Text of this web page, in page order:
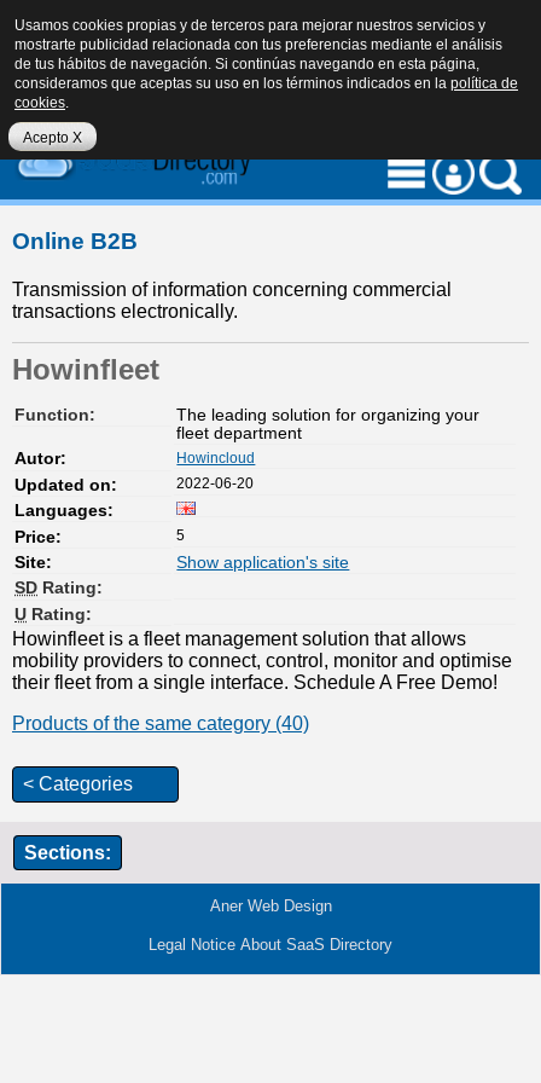
Online B2B
Transmission of information concerning commercial
transactions electronically.
Howinfleet
Function:
The leading solution for organizing your
fleet department
Autor:
Howincloud
Updated on: 2022-06-20
Languages:
Price:
5
Site:
Show application's site
SD Rating:
U Rating:
Howinfleet is a fleet management solution that allows
mobility providers to connect, control, monitor and optimise
their fleet from a single interface. Schedule A Free Demo!
Products of the same category (40)
< Categories
Sections:
Aner Web Design
Legal Notice About SaaS Directory
Usamos cookies propias y de terceros para mejorar nuestros servicios y
mostrarte publicidad relacionada con tus preferencias mediante el análisis
de tus hábitos de navegación. Si continúas navegando en esta página,
consideramos que aceptas su uso en los términos indicados en la política de
cookies.
Acepto X